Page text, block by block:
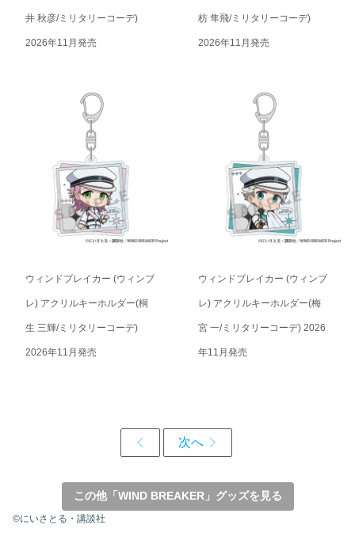
井 秋彦/ミリタリーコーデ)
2026年11月発売
枋 隼飛/ミリタリーコーデ)
2026年11月発売
ウィンドブレイカー (ウィンブ
レ) アクリルキーホルダー(桐
生 三輝/ミリタリーコーデ)
2026年11月発売
ウィンドブレイカー (ウィンブ
レ) アクリルキーホルダー(梅
宮 一/ミリタリーコーデ) 2026
年11月発売
この他「WIND BREAKER」グッズを見る
©にいさとる・講談社